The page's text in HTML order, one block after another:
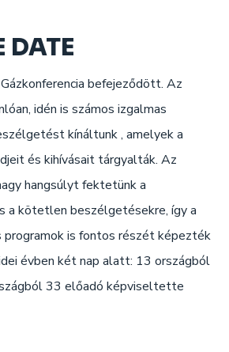
DATE
befejeződött. Az
idén is számos izgalmas
kínáltunk , amelyek a
és kihívásait tárgyalták. Az
hangsúlyt fektetünk a
a kötetlen beszélgetésekre, így a
programok is fontos részét képezték
évben két nap alatt: 13 országból
33 előadó képviseltette